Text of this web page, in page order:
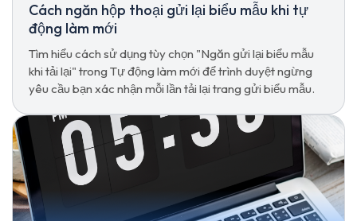
Cách ngăn hộp thoại gửi lại biểu mẫu khi tự
động làm mới
Tìm hiểu cách sử dụng tùy chọn "Ngăn gửi lại biểu mẫu
khi tải lại" trong Tự động làm mới để trình duyệt ngừng
yêu cầu bạn xác nhận mỗi lần tải lại trang gửi biểu mẫu.